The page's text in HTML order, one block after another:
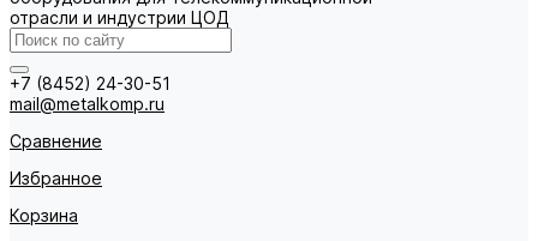
отрасли и индустрии ЦОД
+7 (8452) 24-30-51
mail@metalkomp.ru
Сравнение
Избранное
Корзина